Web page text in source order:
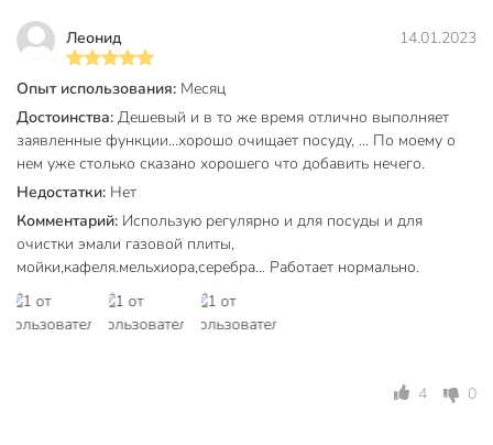
Назначение
для кухни
Особенности продукта
с содой
ароматизированный
Эффект
загрязнений
удаление
фруктовый
Леонид 14.01.2023
Опыт использования: Месяц
Достоинства: Дешевый и в то же время отлично выполняет
заявленные функции...хорошо очищает посуду, ... По моему о
нем уже столько сказано хорошего что добавить нечего.
Недостатки: Нет
Комментарий: Использую регулярно и для посуды и для
очистки эмали газовой плиты,
мойки,кафеля.мельхиора,серебра... Работает нормально.
4 0